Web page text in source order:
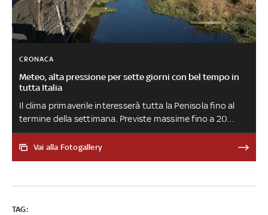
CRONACA
Meteo, alta pressione per sette giorni con bel tempo in
tutta Italia
Il clima primaverile interesserà tutta la Penisola fino al
termine della settimana. Previste massime fino a 20
gradi e cieli sereni. Secondo ilMeteo.it, la situazione di
totale stabilità dovrebbe durare per una decina di giorni
Vai alla Fotogallery
TAG: